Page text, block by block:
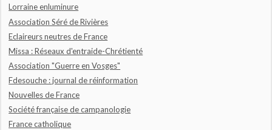
Lorraine enluminure
Association Séré de Rivières
Eclaireurs neutres de France
Missa : Réseaux d'entraide-Chrétienté
Association "Guerre en Vosges"
Fdesouche : journal de réinformation
Nouvelles de France
Société française de campanologie
France catholique